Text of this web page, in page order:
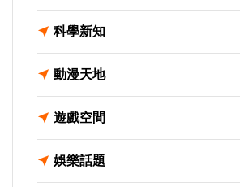
科學新知
動漫天地
遊戲空間
娛樂話題